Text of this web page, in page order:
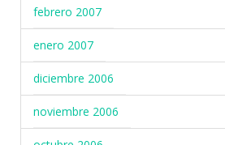
febrero 2007
enero 2007
diciembre 2006
noviembre 2006